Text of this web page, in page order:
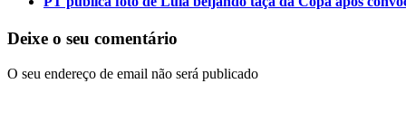
Deixe o seu comentário
O seu endereço de email não será publicado